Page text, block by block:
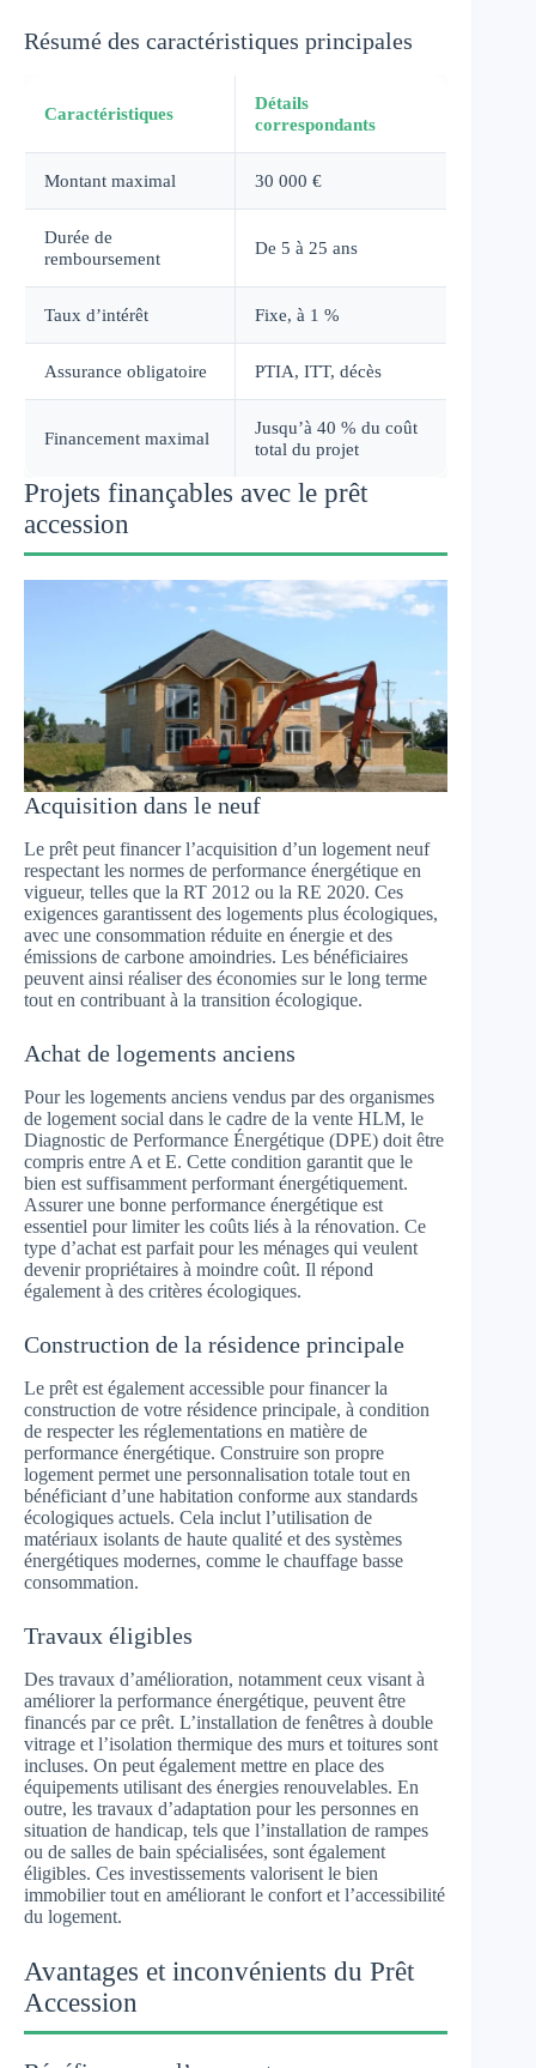
Résumé des caractéristiques principales
Caractéristiques
Détails
correspondants
Montant maximal 30 000 €
Durée de
remboursement
De 5 à 25 ans
Taux d’intérêt Fixe, à 1 %
Assurance obligatoire PTIA, ITT, décès
Financement maximal
Jusqu’à 40 % du coût
total du projet
Projets finançables avec le prêt
accession
Acquisition dans le neuf
Le prêt peut financer l’acquisition d’un logement neuf
respectant les normes de performance énergétique en
vigueur, telles que la RT 2012 ou la RE 2020. Ces
exigences garantissent des logements plus écologiques,
avec une consommation réduite en énergie et des
émissions de carbone amoindries. Les bénéficiaires
peuvent ainsi réaliser des économies sur le long terme
tout en contribuant à la transition écologique.
Achat de logements anciens
Pour les logements anciens vendus par des organismes
de logement social dans le cadre de la vente HLM, le
Diagnostic de Performance Énergétique (DPE) doit être
compris entre A et E. Cette condition garantit que le
bien est suffisamment performant énergétiquement.
Assurer une bonne performance énergétique est
essentiel pour limiter les coûts liés à la rénovation. Ce
type d’achat est parfait pour les ménages qui veulent
devenir propriétaires à moindre coût. Il répond
également à des critères écologiques.
Construction de la résidence principale
Le prêt est également accessible pour financer la
construction de votre résidence principale, à condition
de respecter les réglementations en matière de
performance énergétique. Construire son propre
logement permet une personnalisation totale tout en
bénéficiant d’une habitation conforme aux standards
écologiques actuels. Cela inclut l’utilisation de
matériaux isolants de haute qualité et des systèmes
énergétiques modernes, comme le chauffage basse
consommation.
Travaux éligibles
Des travaux d’amélioration, notamment ceux visant à
améliorer la performance énergétique, peuvent être
financés par ce prêt. L’installation de fenêtres à double
vitrage et l’isolation thermique des murs et toitures sont
incluses. On peut également mettre en place des
équipements utilisant des énergies renouvelables. En
outre, les travaux d’adaptation pour les personnes en
situation de handicap, tels que l’installation de rampes
ou de salles de bain spécialisées, sont également
éligibles. Ces investissements valorisent le bien
immobilier tout en améliorant le confort et l’accessibilité
du logement.
Avantages et inconvénients du Prêt
Accession